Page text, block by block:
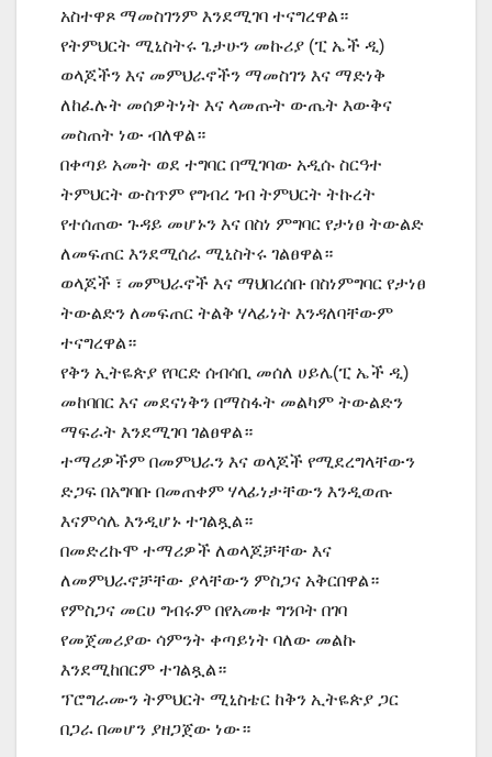
አስተዋጾ ማመስገንም እንደሚገባ ተናግረዋል።
የትምህርት ሚኒስትሩ ጌታሁን መኩሪያ (ፒ ኤች ዲ)
ወላጆችን እና መምህራኖችን ማመስገን እና ማድነቅ
ለከፈሉት መሰዎትነት እና ላመጡት ውጤት እውቅና
መስጠት ነው ብለዋል።
በቀጣይ አመት ወደ ተግባር በሚገባው አዲሱ ስርዓተ
ትምህርት ውስጥም የግብረ ገብ ትምህርት ትኩረት
የተሰጠው ጉዳይ መሆኑን እና በስነ ምግባር የታነፀ ትውልድ
ለመፍጠር እንደሚሰራ ሚኒስትሩ ገልፀዋል።
ወላጆች ፣ መምህራኖች እና ማህበረሰቡ በስነምግባር የታነፀ
ትውልድን ለመፍጠር ትልቅ ሃላፊነት እንዳለባቸውም
ተናግረዋል።
የቅን ኢትዬጵያ የቦርድ ሰብሳቢ መሰለ ሀይሌ(ፒ ኤች ዲ)
መከባበር እና መደናነቅን በማስፋት መልካም ትውልድን
ማፍራት እንደሚገባ ገልፀዋል።
ተማሪዎችም በመምህራን እና ወላጆች የሚደረግላቸውን
ድጋፍ በአግባቡ በመጠቀም ሃላፊነታቸውን እንዲወጡ
እናምሳሌ እንዲሆኑ ተገልጿል።
በመድረኩሞ ተማሪዎች ለወላጆቻቸው እና
ለመምህራኖቻቸው ያላቸውን ምስጋና አቅርበዋል።
የምስጋና መርሀ ግብሩም በየአመቱ ግንቦት በገባ
የመጀመሪያው ሳምንት ቀጣይነት ባለው መልኩ
እንደሚከበርም ተገልጿል።
ፕሮግራሙን ትምህርት ሚኒስቴር ከቅን ኢትዬጵያ ጋር
በጋራ በመሆን ያዘጋጀው ነው።